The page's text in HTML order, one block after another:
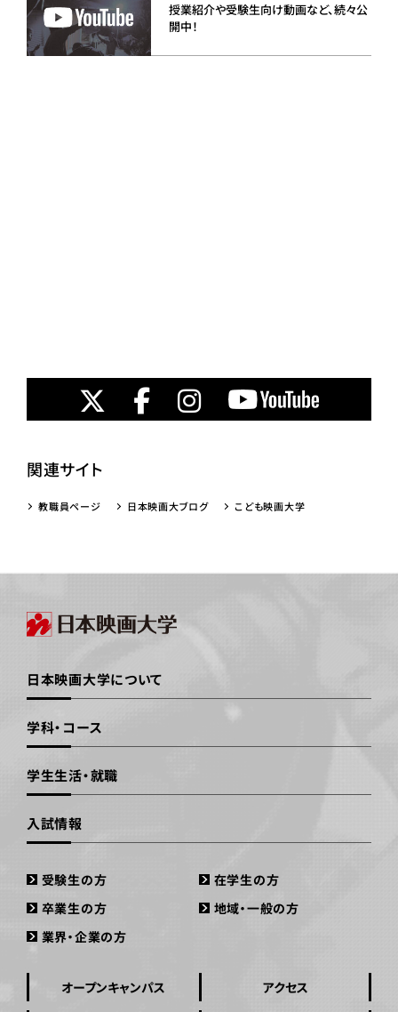
授業紹介や受験生向け動画など、続々公
開中！
関連サイト
教職員ページ 日本映画大ブログ こども映画大学
日本映画大学について
学科・コース
学生生活・就職
入試情報
受験生の方
在学生の方
卒業生の方
地域・一般の方
業界・企業の方
オープンキャンパス アクセス